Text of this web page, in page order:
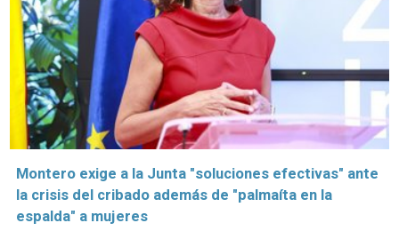
Montero exige a la Junta "soluciones efectivas" ante
la crisis del cribado además de "palmaíta en la
espalda" a mujeres